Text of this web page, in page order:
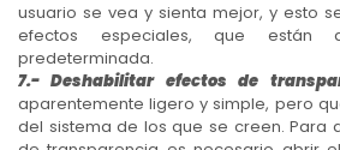
usuario se vea y sienta mejor, y esto
efectos especiales, que están
predeterminada.
7.- Deshabilitar efectos de
aparentemente ligero y simple, pero
del sistema de los que se creen. Para